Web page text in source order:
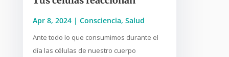
Apr 8, 2024| Consciencia, Salud
Ante todo lo que consumimos durante el
día las células de nuestro cuerpo